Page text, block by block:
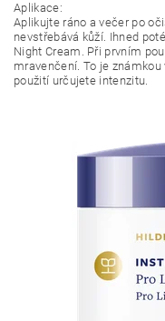
Aplikace:
Aplikujte ráno a večer po
nevstřebává kůží. Ihned
Night Cream. Při prvním
mravenčení. To je
použití určujete intenzitu.